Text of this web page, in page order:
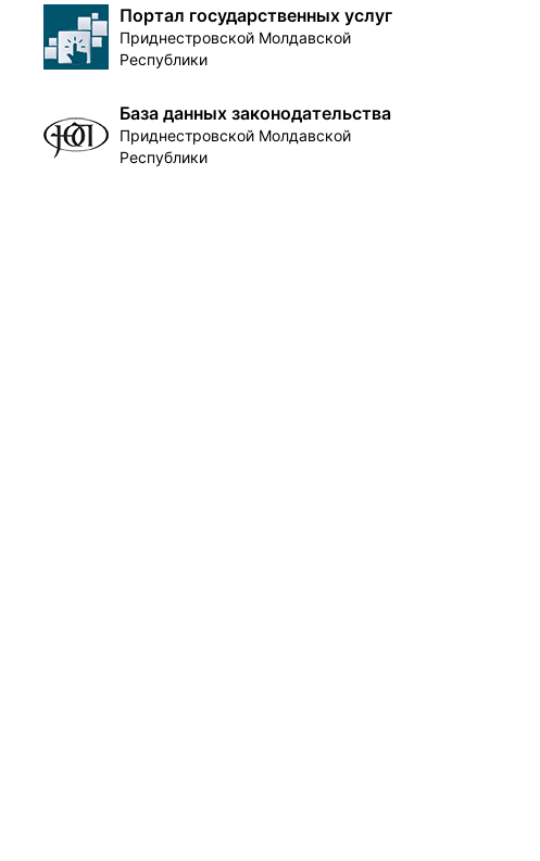
Портал государственных услуг
Приднестровской Молдавской
Республики
База данных законодательства
Приднестровской Молдавской
Республики